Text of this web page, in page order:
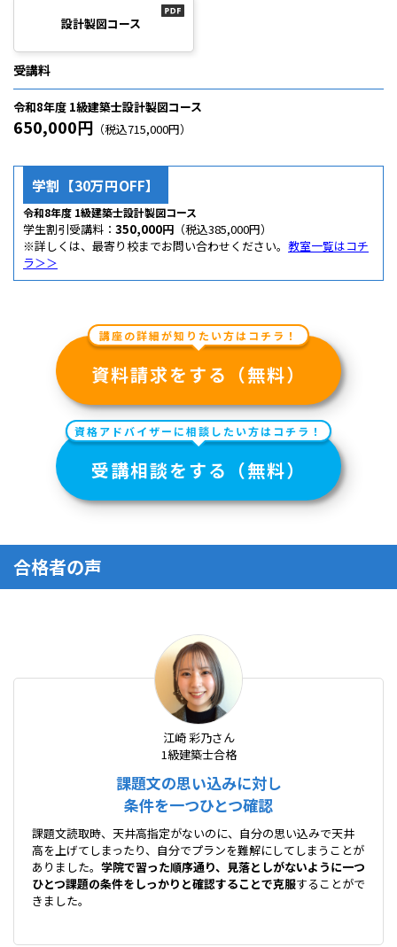
設計製図コース
受講料
令和8年度 1級建築士設計製図コース
650,000円 （税込715,000円）
学割【30万円OFF】
令和8年度 1級建築士設計製図コース
学生割引受講料： 350,000円 （税込385,000円）
※詳しくは、最寄り校までお問い合わせください。 教室一覧はコチ
ラ＞＞
講座の詳細が知りたい方はコチラ！
資料請求をする（無料）
資格アドバイザーに相談したい方はコチラ！
受講相談をする（無料）
合格者の声
江崎 彩乃さん
1級建築士合格
課題文の思い込みに対し
条件を一つひとつ確認
課題文読取時、天井高指定がないのに、自分の思い込みで天井
高を上げてしまったり、自分でプランを難解にしてしまうことが
ありました。 学院で習った順序通り、見落としがないように一つ
ひとつ課題の条件をしっかりと確認することで克服することがで
きました。